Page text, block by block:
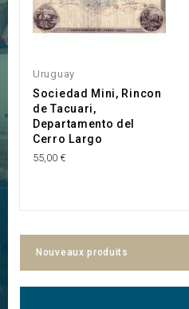
Uruguay
Sociedad Mini, Rincon
de Tacuari,
Departamento del
Cerro Largo
55,00 €
Nouveaux produits